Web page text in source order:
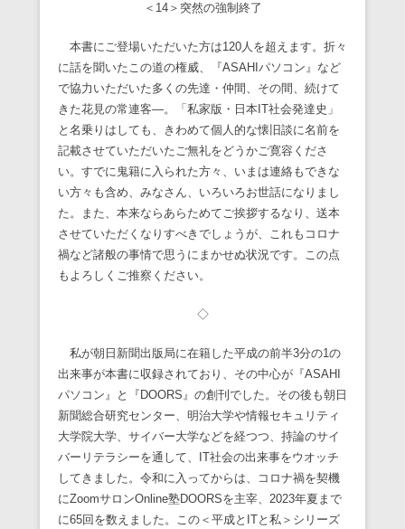
＜14＞突然の強制終了
本書にご登場いただいた方は120人を超えます。折々
に話を聞いたこの道の権威、『ASAHIパソコン』など
で協力いただいた多くの先達・仲間、その間、続けて
きた花見の常連客―。「私家版・日本IT社会発達史」
と名乗りはしても、きわめて個人的な懐旧談に名前を
記載させていただいたご無礼をどうかご寛容くださ
い。すでに鬼籍に入られた方々、いまは連絡もできな
い方々も含め、みなさん、いろいろお世話になりまし
た。また、本来ならあらためてご挨拶するなり、送本
させていただくなりすべきでしょうが、これもコロナ
禍など諸般の事情で思うにまかせぬ状況です。この点
もよろしくご推察ください。
◇
私が朝日新聞出版局に在籍した平成の前半3分の1の
出来事が本書に収録されており、その中心が『ASAHI
パソコン』と『DOORS』の創刊でした。その後も朝日
新聞総合研究センター、明治大学や情報セキュリティ
大学院大学、サイバー大学などを経つつ、持論のサイ
バーリテラシーを通して、IT社会の出来事をウオッチ
してきました。令和に入ってからは、コロナ禍を契機
にZoomサロンOnline塾DOORSを主宰、2023年夏まで
に65回を数えました。この＜平成とITと私＞シリーズ